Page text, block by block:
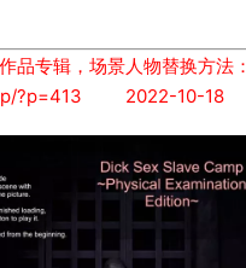
品专辑，场景人物替换方法：
?p=413 2022-10-18